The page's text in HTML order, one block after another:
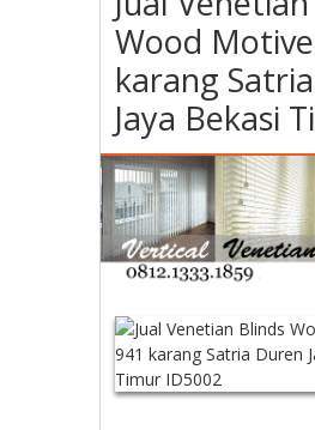
Wood Motive
karang
Jaya Bekasi